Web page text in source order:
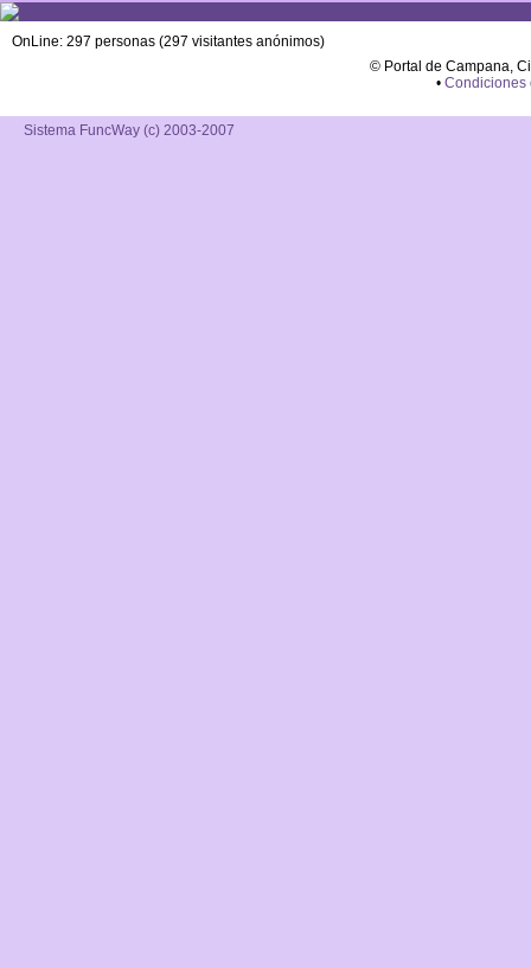
OnLine: 297 personas (297 visitantes anónimos)
© Portal de Campana,
• Condiciones
Sistema FuncWay (c) 2003-2007